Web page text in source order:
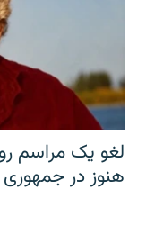
لغو یک مراسم
هنوز در